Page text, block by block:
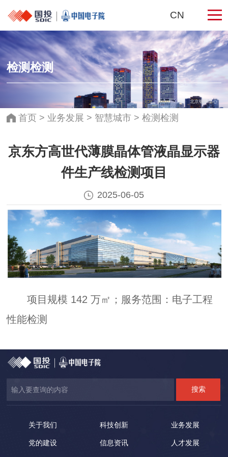
CN
北京银泰中心
检测检测
首页 > 业务发展 > 智慧城市> 检测检测
京东方高世代薄膜晶体管液晶显示器
件生产线检测项目
2025-06-05
项目规模 142 万㎡；服务范围：电子工程
性能检测
关于我们 科技创新 业务发展
党的建设 信息资讯 人才发展